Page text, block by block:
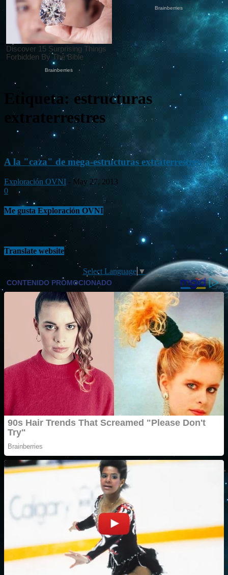
Etiqueta: estructuras
extraterrestres
A la "caza" de mega-estructuras extraterrestres
Exploración OVNI - May 27, 2013
0
Me gusta Exploración OVNI
Translate website
Select Language ▼